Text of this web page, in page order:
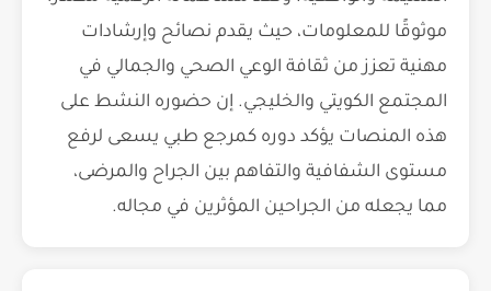
موثوقًا للمعلومات، حيث يقدم نصائح وإرشادات
مهنية تعزز من ثقافة الوعي الصحي والجمالي في
المجتمع الكويتي والخليجي. إن حضوره النشط على
هذه المنصات يؤكد دوره كمرجع طبي يسعى لرفع
مستوى الشفافية والتفاهم بين الجراح والمرضى،
مما يجعله من الجراحين المؤثرين في مجاله.